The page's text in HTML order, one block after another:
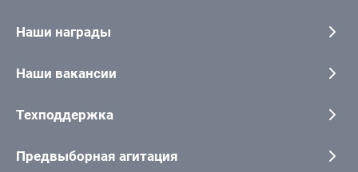
Наши награды
Наши вакансии
Техподдержка
Предвыборная агитация